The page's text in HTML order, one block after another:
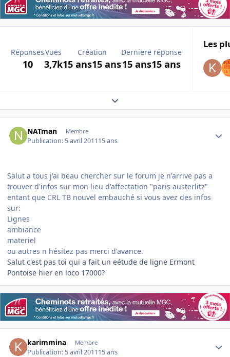
Réponses
10
Vues
3,7k
Création
15 ans15 ans
Dernière réponse
15 ans15 ans
Les
Expand topic overview
NATman Membre
Publication: 5 avril 201115 ans
Salut a tous j'ai beau chercher sur le forum je n'arrive pas a
trouver d'infos sur mon lieu d'affectation "paris austerlitz"
entant que CRL TB nouvel embauché si vous avez des infos
sur:
Lignes
ambiance
materiel
ou autres n hésitez pas merci d'avance.
Salut c'est pas toi qui a fait un eétude de ligne Ermont
Pontoise hier en loco 17000?
karimmina Membre
Publication: 5 avril 201115 ans